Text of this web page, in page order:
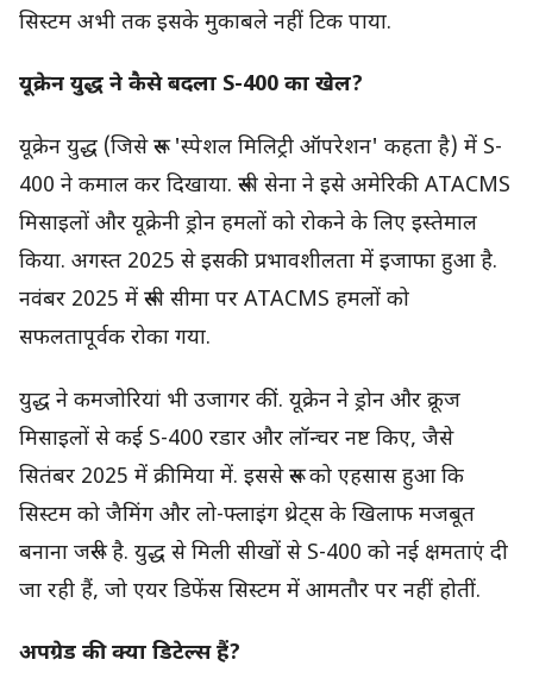
सिस्टम अभी तक इसके मुकाबले नहीं टिक पाया.
यूक्रेन युद्ध ने कैसे बदला S-400 का खेल?
यूक्रेन युद्ध (जिसे रूस 'स्पेशल मिलिट्री ऑपरेशन' कहता है) में S-
400 ने कमाल कर दिखाया. रूसी सेना ने इसे अमेरिकी ATACMS
मिसाइलों और यूक्रेनी ड्रोन हमलों को रोकने के लिए इस्तेमाल
किया. अगस्त 2025 से इसकी प्रभावशीलता में इजाफा हुआ है.
नवंबर 2025 में रूसी सीमा पर ATACMS हमलों को
सफलतापूर्वक रोका गया.
युद्ध ने कमजोरियां भी उजागर कीं. यूक्रेन ने ड्रोन और क्रूज
मिसाइलों से कई S-400 रडार और लॉन्चर नष्ट किए, जैसे
सितंबर 2025 में क्रीमिया में. इससे रूस को एहसास हुआ कि
सिस्टम को जैमिंग और लो-फ्लाइंग थ्रेट्स के खिलाफ मजबूत
बनाना जरूरी है. युद्ध से मिली सीखों से S-400 को नई क्षमताएं दी
जा रही हैं, जो एयर डिफेंस सिस्टम में आमतौर पर नहीं होतीं.
अपग्रेड की क्या डिटेल्स हैं?